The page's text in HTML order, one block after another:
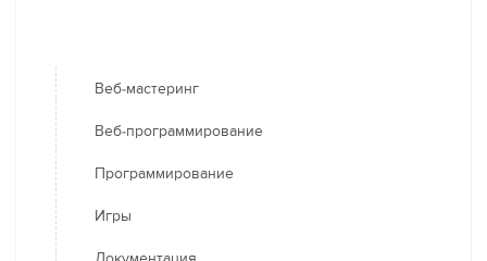
Веб-мастеринг
Веб-программирование
Программирование
Игры